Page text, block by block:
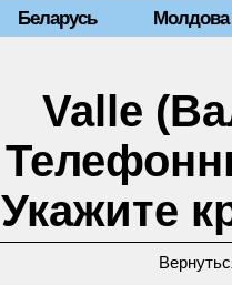
Беларусь Молдова
Valle
Укажите